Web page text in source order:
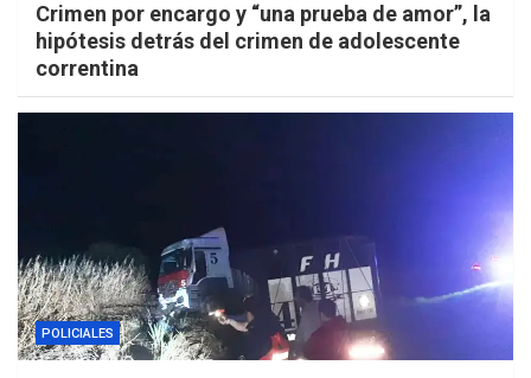
Crimen por encargo y “una prueba de amor”, la
hipótesis detrás del crimen de adolescente
correntina
POLICIALES